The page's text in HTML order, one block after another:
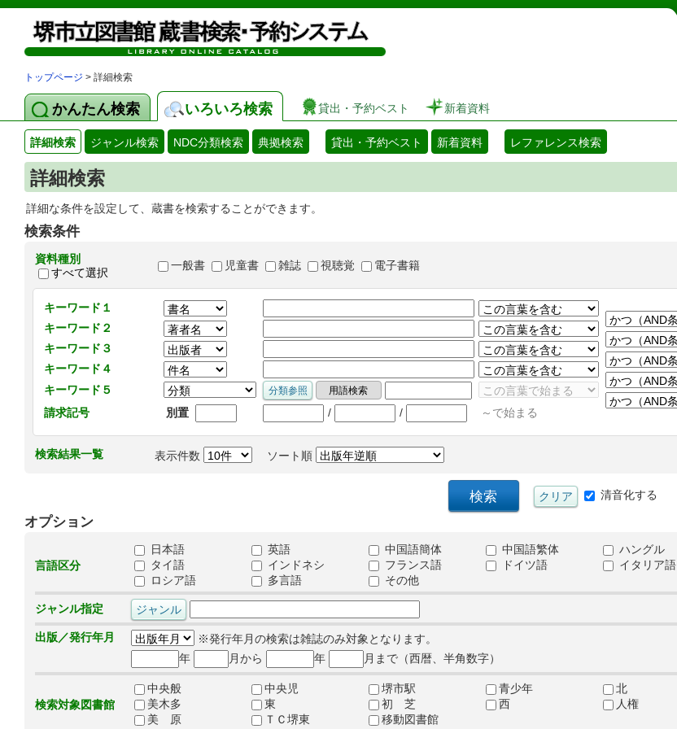
図書館 蔵書検索・予約システム
トップページ > 詳細検索
かんたん検索 いろいろ検索 貸出・予約ベスト 新着資料
詳細検索 ジャンル検索 NDC分類検索 典拠検索 貸出・予約ベスト 新着資料 レファレンス検索
詳細検索
詳細な条件を設定して、蔵書を検索することができます。
検索条件
資料種別
すべて選択
一般書 児童書 雑誌 視聴覚 電子書籍
キーワード１
キーワード２
キーワード３
キーワード４
キーワード５
請求記号
別置 / / ～で始まる
検索結果一覧 表示件数 ソート順
清音化する
オプション
言語区分
日本語 英語 中国語簡体 中国語繁体 ハングル
タイ語
インドネシ フランス語 ドイツ語 イタリア語
ロシア語
多言語 その他
ジャンル指定
出版／発行年月
※発行年月の検索は雑誌のみ対象となります。
年
月から 年 月まで（西暦、半角数字）
検索対象図書館
中央般 中央児 堺市駅 青少年 北
美木多
東 初 芝 西 人権
美 原
ＴＣ堺東 移動図書館